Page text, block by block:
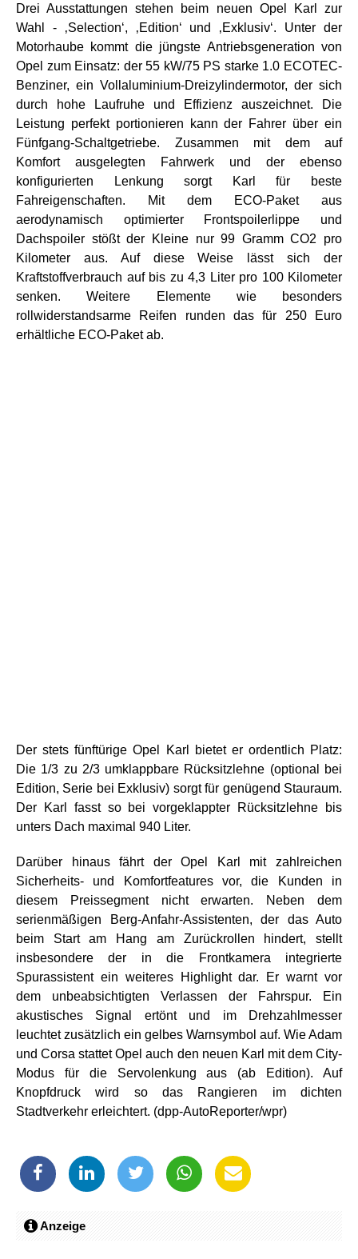
Drei Ausstattungen stehen beim neuen Opel Karl zur
Wahl - ‚Selection‘, ‚Edition‘ und ‚Exklusiv‘. Unter der
Motorhaube kommt die jüngste Antriebsgeneration von
Opel zum Einsatz: der 55 kW/75 PS starke 1.0 ECOTEC-
Benziner, ein Vollaluminium-Dreizylindermotor, der sich
durch hohe Laufruhe und Effizienz auszeichnet. Die
Leistung perfekt portionieren kann der Fahrer über ein
Fünfgang-Schaltgetriebe. Zusammen mit dem auf
Komfort ausgelegten Fahrwerk und der ebenso
konfigurierten Lenkung sorgt Karl für beste
Fahreigenschaften. Mit dem ECO-Paket aus
aerodynamisch optimierter Frontspoilerlippe und
Dachspoiler stößt der Kleine nur 99 Gramm CO2 pro
Kilometer aus. Auf diese Weise lässt sich der
Kraftstoffverbrauch auf bis zu 4,3 Liter pro 100 Kilometer
senken. Weitere Elemente wie besonders
rollwiderstandsarme Reifen runden das für 250 Euro
erhältliche ECO-Paket ab.
Der stets fünftürige Opel Karl bietet er ordentlich Platz:
Die 1/3 zu 2/3 umklappbare Rücksitzlehne (optional bei
Edition, Serie bei Exklusiv) sorgt für genügend Stauraum.
Der Karl fasst so bei vorgeklappter Rücksitzlehne bis
unters Dach maximal 940 Liter.
Darüber hinaus fährt der Opel Karl mit zahlreichen
Sicherheits- und Komfortfeatures vor, die Kunden in
diesem Preissegment nicht erwarten. Neben dem
serienmäßigen Berg-Anfahr-Assistenten, der das Auto
beim Start am Hang am Zurückrollen hindert, stellt
insbesondere der in die Frontkamera integrierte
Spurassistent ein weiteres Highlight dar. Er warnt vor
dem unbeabsichtigten Verlassen der Fahrspur. Ein
akustisches Signal ertönt und im Drehzahlmesser
leuchtet zusätzlich ein gelbes Warnsymbol auf. Wie Adam
und Corsa stattet Opel auch den neuen Karl mit dem City-
Modus für die Servolenkung aus (ab Edition). Auf
Knopfdruck wird so das Rangieren im dichten
Stadtverkehr erleichtert. (dpp-AutoReporter/wpr)
Anzeige